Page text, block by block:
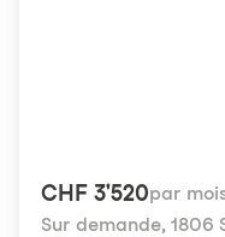
CHF 3'520par
Sur demande, 1806